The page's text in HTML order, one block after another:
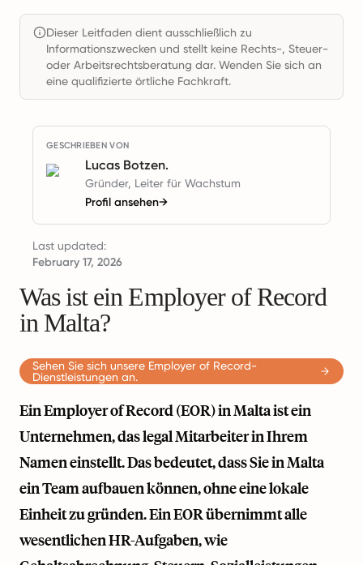
Dieser Leitfaden dient ausschließlich zu
Informationszwecken und stellt keine Rechts-, Steuer-
oder Arbeitsrechtsberatung dar. Wenden Sie sich an
eine qualifizierte örtliche Fachkraft.
GESCHRIEBEN VON
Lucas Botzen.
Gründer, Leiter für Wachstum
Profil ansehen→
Last updated:
February 17, 2026
Was ist ein Employer of Record
in Malta?
Sehen Sie sich unsere Employer of Record-
Dienstleistungen an.
Ein Employer of Record (EOR) in Malta ist ein
Unternehmen, das legal Mitarbeiter in Ihrem
Namen einstellt. Das bedeutet, dass Sie in Malta
ein Team aufbauen können, ohne eine lokale
Einheit zu gründen. Ein EOR übernimmt alle
wesentlichen HR-Aufgaben, wie